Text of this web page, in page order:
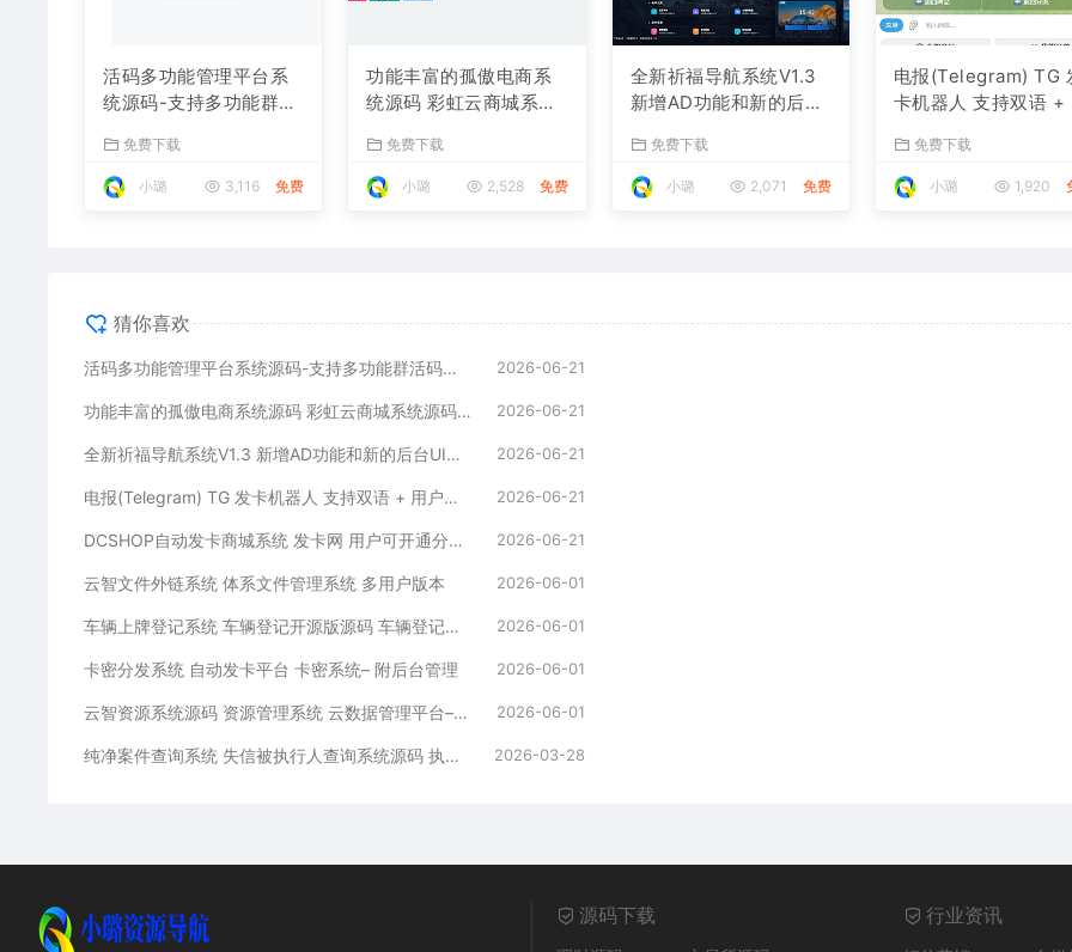
活码多功能管理平台系
统源码-支持多功能群活
分享卡片、短网址等
免费下载
小璐 3,116 免费
功能丰富的孤傲电商系
统源码 彩虹云商城系统
享受免费下载
小璐 2,528 免费
全新祈福导航系统V1.3
新增AD功能和新的后台
免费下载
小璐 2,071 免费
电报(Telegram) TG
卡机器人 支持双语 +
角数版本)
免费下载
小璐 1,920
猜你喜欢
活码多功能管理平台系统源码-支持多功能群活码、淘宝客、渠道码、分享卡片、短网址等 2026-06-21
功能丰富的孤傲电商系统源码 彩虹云商城系统源码 购物商场源码视觉享受 2026-06-21
全新祈福导航系统V1.3 新增AD功能和新的后台UI端 和PHP版本等 2026-06-21
电报(Telegram) TG 发卡机器人 支持双语 + 用户充值 USDT/双语言(独角数版本) 2026-06-21
DCSHOP自动发卡商城系统 发卡网 用户可开通分店分销 支持实物发货 自带博客功能 2026-06-21
云智文件外链系统 体系文件管理系统 多用户版本 2026-06-01
车辆上牌登记系统 车辆登记开源版源码 车辆登记管理系统源码 2026-06-01
卡密分发系统 自动发卡平台 卡密系统– 附后台管理 2026-06-01
云智资源系统源码 资源管理系统 云数据管理平台– 带支付/积分商城/广告 2026-06-01
纯净案件查询系统 失信被执行人查询系统源码 执法办案系统源码 2026-03-28
源码下载 行业资讯